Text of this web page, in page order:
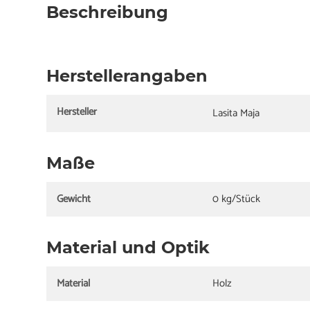
Beschreibung
Herstellerangaben
Hersteller Lasita Maja
Maße
Gewicht 0 kg/Stück
Material und Optik
Material
Holz